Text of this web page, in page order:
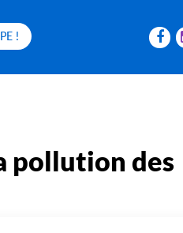
!
pollution des